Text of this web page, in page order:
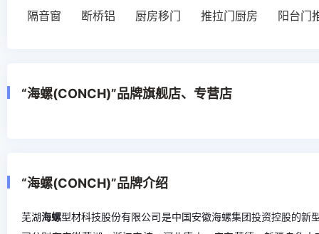
隔音窗 断桥铝 厨房移门 推拉门厨房 阳台门
“海螺(CONCH)”品牌旗舰店、专营店
“海螺(CONCH)”品牌介绍
芜湖海螺型材科技股份有限公司是中国安徽海螺集团投资控股的